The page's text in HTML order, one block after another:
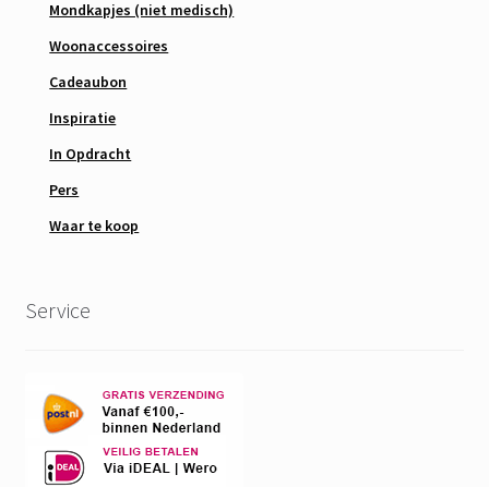
Mondkapjes (niet medisch)
Woonaccessoires
Cadeaubon
Inspiratie
In Opdracht
Pers
Waar te koop
Service